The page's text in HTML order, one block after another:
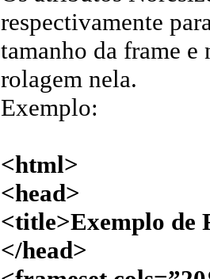
respectivamente
tamanho da frame e
rolagem nela.
Exemplo:
<html>
<head>
<title>Exemplo de
</head>